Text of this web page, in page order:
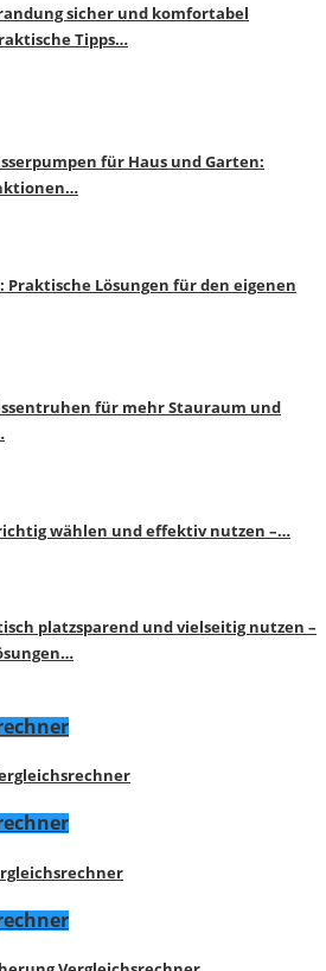
sicher und komfortabel
Tipps…
für Haus und Garten:
Praktische Lösungen für den eigenen
für mehr Stauraum und
wählen und effektiv nutzen –…
platzsparend und vielseitig nutzen –